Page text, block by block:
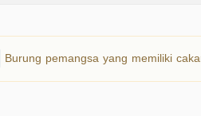
Burung pemangsa yang memiliki